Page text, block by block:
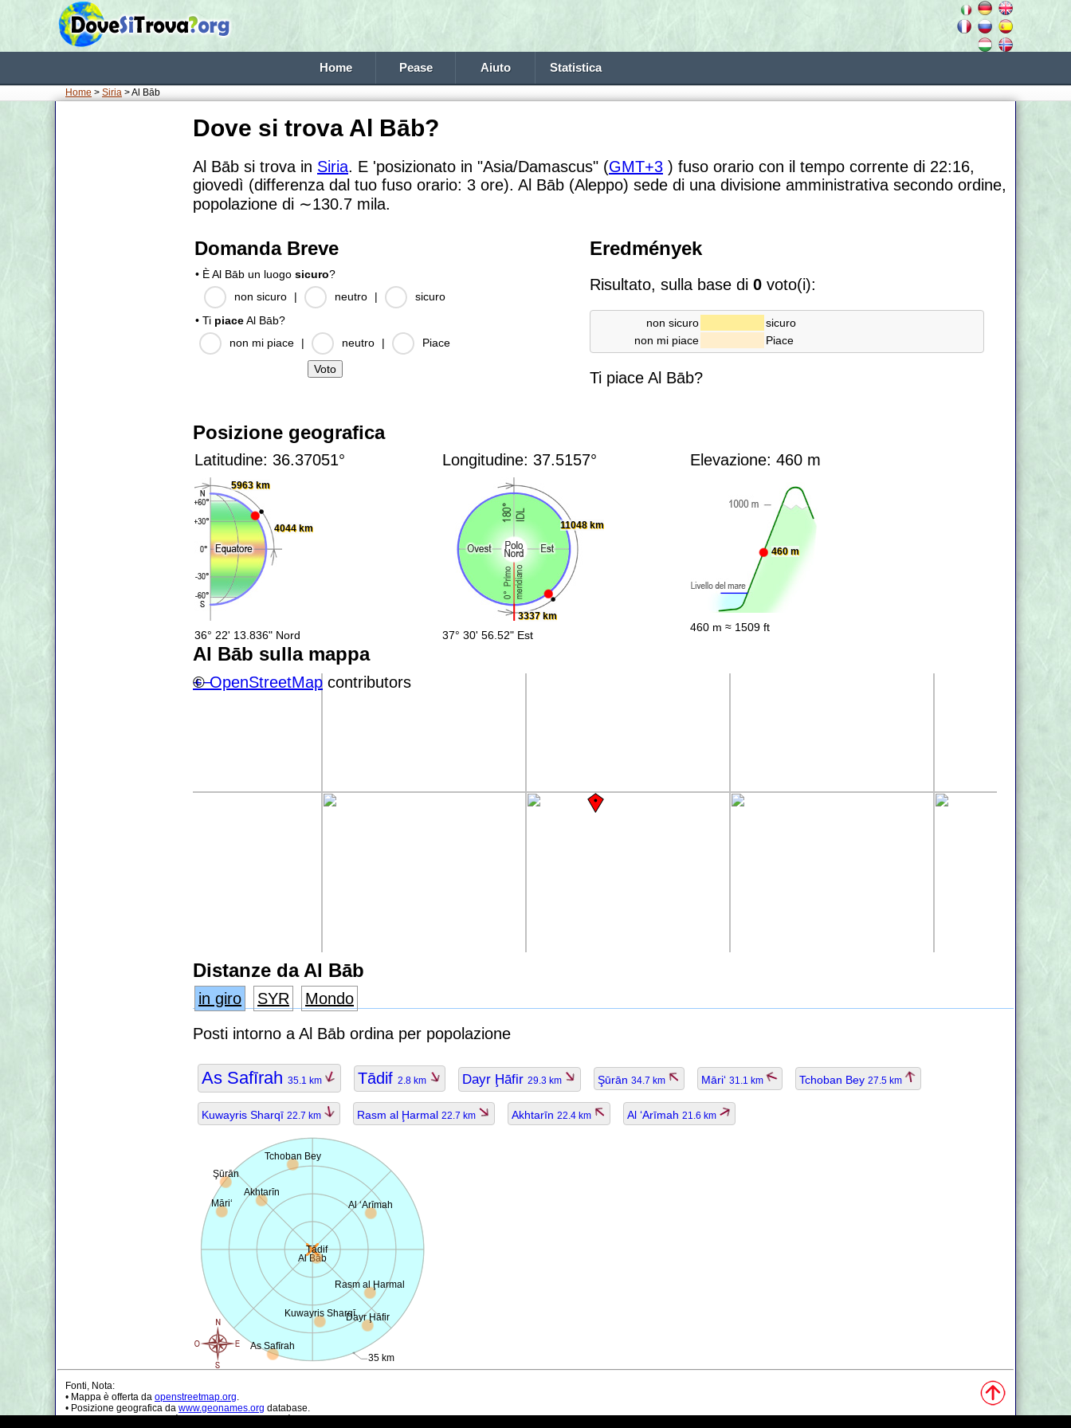
Home Pease Aiuto Statistica
Home > Siria > Al Bāb
Dove si trova Al Bāb?
Al Bāb si trova in Siria. E 'posizionato in "Asia/Damascus" (GMT+3 ) fuso orario con il tempo corrente di 22:16,
giovedì (differenza dal tuo fuso orario: 3 ore). Al Bāb (Aleppo) sede di una divisione amministrativa secondo ordine,
popolazione di ∼130.7 mila.
Domanda Breve
• È Al Bāb un luogo sicuro?
non sicuro
| neutro |
sicuro
• Ti piaceAl Bāb?
non mi piace
| neutro | Piace
Eredmények
Risultato, sulla base di0 voto(i):
non sicuro
sicuro
non mi piace
Piace
Ti piace Al Bāb?
Posizione geografica
Latitudine: 36.37051°
5963 km
4044 km
36° 22' 13.836" Nord
Longitudine: 37.5157°
3337 km
11048 km
37° 30' 56.52" Est
Elevazione: 460 m
460 m
460 m ≈ 1509 ft
Al Bāb sulla mappa
+−
©OpenStreetMap contributors
Distanze da Al Bāb
in giro SYR
Mondo
Posti intorno a Al Bāb ordina per popolazione
As Safīrah 35.1 km Tādif 2.8 km Dayr Ḩāfir 29.3 km Şūrān 34.7 km Māri‘ 31.1 km Tchoban Bey 27.5 km
Kuwayris Sharqī 22.7 km Rasm al Ḩarmal 22.7 km Akhtarīn 22.4 km Al ‘Arīmah 21.6 km
Al Bāb
35 km
As Safīrah
Tādif
Dayr Ḩāfir
Şūrān
Māri‘
Tchoban Bey
Kuwayris Sharqī
Rasm al Ḩarmal
Akhtarīn
Al ‘Arīmah
Fonti, Nota:
• Mappa è offerta da openstreetmap.org.
• Posizione geografica da www.geonames.org database.